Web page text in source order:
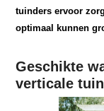
tuinders ervoor
optimaal kunnen
Geschikte
verticale tuin